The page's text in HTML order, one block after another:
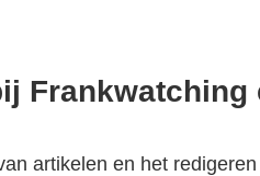
Frankwatching
artikelen en het